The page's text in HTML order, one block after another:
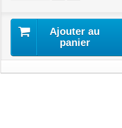
Ajouter au
panier